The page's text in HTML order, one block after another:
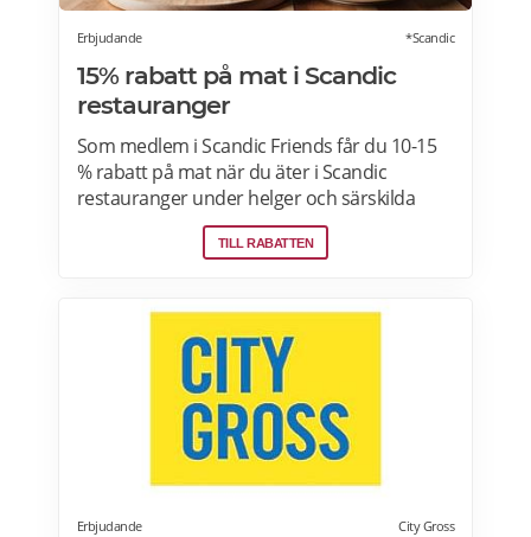
Erbjudande *Scandic
15% rabatt på mat i Scandic
restauranger
Som medlem i Scandic Friends får du 10-15
% rabatt på mat när du äter i Scandic
restauranger under helger och särskilda
helgdagar (vardagar). Rabatten gäller även i
hotellshoppen. Rabatt på mat gäller från
men inte dryck. Du får ta med dig 5 vänner
(totalt 6 personer). Rabatten kan inte
kombineras med andra middagspaket och
erbjudanden, exempelvis vid julbord,
nyårspaket eller after work. Undantag gäller
för alla Scandic Go-hotell och Grand Hotel
Oslo by Scandic. Läs mer>>>
TILL RABATTEN
Erbjudande City Gross